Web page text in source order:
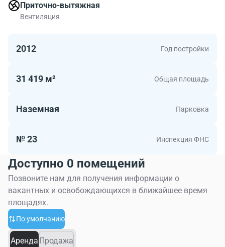
Приточно-вытяжная
Вентиляция
2012 Год постройки
31 419 м² Общая площадь
Наземная Парковка
№ 23 Инспекция ФНС
Доступно 0 помещений
Позвоните нам для получения информации о
вакантных и освобождающихся в ближайшее время
площадях.
По умолчанию
Аренда Продажа